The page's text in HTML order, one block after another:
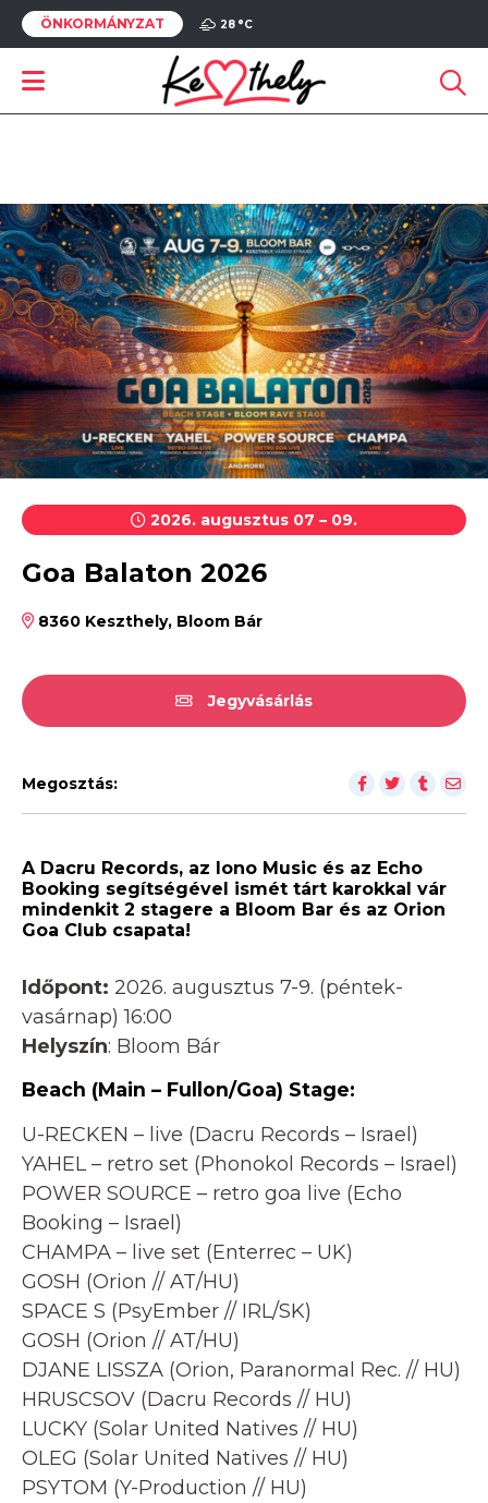
ÖNKORMÁNYZAT 28 °C
2026. augusztus 07 – 09.
Goa Balaton 2026
8360 Keszthely, Bloom Bár
Jegyvásárlás
Megosztás:
A Dacru Records, az Iono Music és az Echo
Booking segítségével ismét tárt karokkal vár
mindenkit 2 stagere a Bloom Bar és az Orion
Goa Club csapata!
Időpont: 2026. augusztus 7-9. (péntek-
vasárnap) 16:00
Helyszín: Bloom Bár
Beach (Main – Fullon/Goa) Stage:
U-RECKEN – live (Dacru Records – Israel)
YAHEL – retro set (Phonokol Records – Israel)
POWER SOURCE – retro goa live (Echo
Booking – Israel)
CHAMPA – live set (Enterrec – UK)
GOSH (Orion // AT/HU)
SPACE S (PsyEmber // IRL/SK)
GOSH (Orion // AT/HU)
DJANE LISSZA (Orion, Paranormal Rec. // HU)
HRUSCSOV (Dacru Records // HU)
LUCKY (Solar United Natives // HU)
OLEG (Solar United Natives // HU)
PSYTOM (Y-Production // HU)